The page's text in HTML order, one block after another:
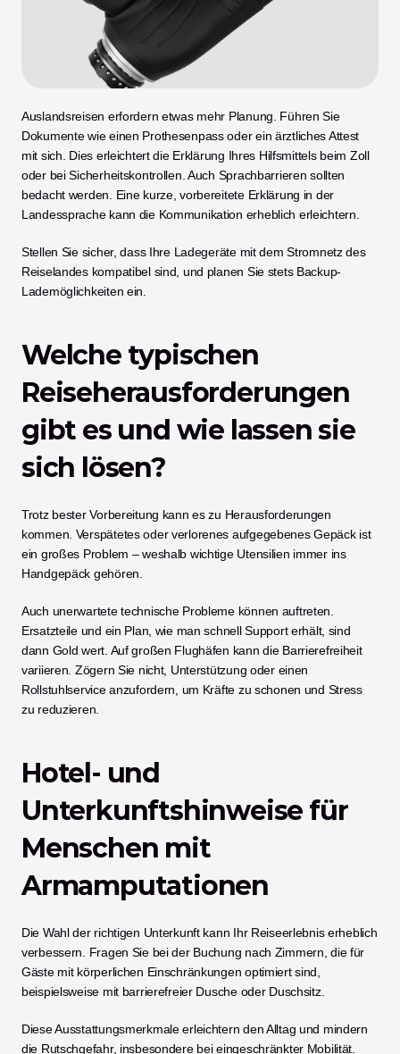
Auslandsreisen erfordern etwas mehr Planung. Führen Sie
Dokumente wie einen Prothesenpass oder ein ärztliches Attest
mit sich. Dies erleichtert die Erklärung Ihres Hilfsmittels beim Zoll
oder bei Sicherheitskontrollen. Auch Sprachbarrieren sollten
bedacht werden. Eine kurze, vorbereitete Erklärung in der
Landessprache kann die Kommunikation erheblich erleichtern.
Stellen Sie sicher, dass Ihre Ladegeräte mit dem Stromnetz des
Reiselandes kompatibel sind, und planen Sie stets Backup-
Lademöglichkeiten ein.
Welche typischen
Reiseherausforderungen
gibt es und wie lassen sie
sich lösen?
Trotz bester Vorbereitung kann es zu Herausforderungen
kommen. Verspätetes oder verlorenes aufgegebenes Gepäck ist
ein großes Problem – weshalb wichtige Utensilien immer ins
Handgepäck gehören.
Auch unerwartete technische Probleme können auftreten.
Ersatzteile und ein Plan, wie man schnell Support erhält, sind
dann Gold wert. Auf großen Flughäfen kann die Barrierefreiheit
variieren. Zögern Sie nicht, Unterstützung oder einen
Rollstuhlservice anzufordern, um Kräfte zu schonen und Stress
zu reduzieren.
Hotel- und
Unterkunftshinweise für
Menschen mit
Armamputationen
Die Wahl der richtigen Unterkunft kann Ihr Reiseerlebnis erheblich
verbessern. Fragen Sie bei der Buchung nach Zimmern, die für
Gäste mit körperlichen Einschränkungen optimiert sind,
beispielsweise mit barrierefreier Dusche oder Duschsitz.
Diese Ausstattungsmerkmale erleichtern den Alltag und mindern
die Rutschgefahr, insbesondere bei eingeschränkter Mobilität.